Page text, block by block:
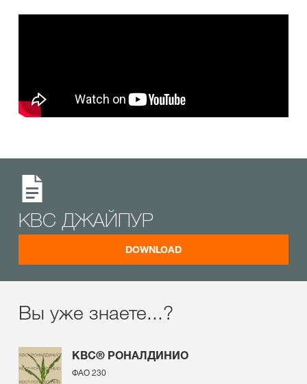
КВС ДЖАЙПУР
DOWNLOAD
Вы уже знаете...?
КВС® РОНАЛДИНИО
ФАО 230